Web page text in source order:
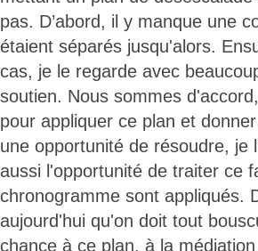
pas. D’abord, il y manque une
étaient séparés jusqu'alors.
cas, je le regarde avec
soutien. Nous sommes
pour appliquer ce plan et
une opportunité de résoudre, je
aussi l'opportunité de traiter ce
chronogramme sont appliqués.
aujourd'hui qu'on doit tout
chance à ce plan, à la